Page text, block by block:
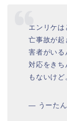
エンリケ
亡事故が起
害者がいる
対応をきち
もないけど
— うーた